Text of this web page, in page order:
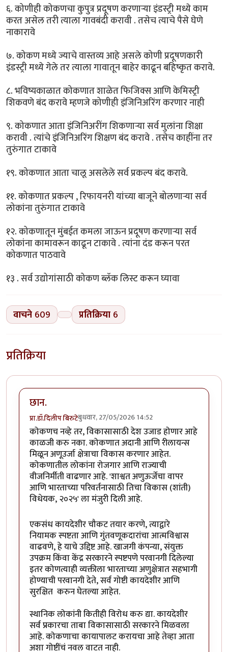
६. कोणीही कोकणचा कुपुत्र प्रदूषण करणाऱ्या इंडस्ट्री मध्ये काम
करत असेल तरी त्याला गावबंदी करावी . तसेच त्याचे पैसे घेणे
नाकारावे
७. कोकण मध्ये ज्याचे वास्तव्य आहे असले कोणी प्रदूषणकारी
इंडस्ट्री मध्ये गेले तर त्याला गावातून बाहेर काढून बहिष्कृत करावे.
८. भविष्यकाळात कोकणात शाळेत फिजिक्स आणि केमिस्ट्री
शिकवणे बंद करावे म्हणजे कोणीही इंजिनिअरिंग करणार नाही
९. कोकणात आता इंजिनिअरींग शिकणाऱ्या सर्व मुलांना शिक्षा
करावी . त्यांचे इंजिनिअरिंग शिक्षण बंद करावे . तसेच काहींना तर
तुरुंगात टाकावे
१९. कोकणात आता चालू असलेले सर्व प्रकल्प बंद करावे.
११. कोकणात प्रकल्प , रिफायनरी यांच्या बाजूने बोलणाऱ्या सर्व
लोकांना तुरुंगात टाकावे
१२. कोकणातून मुंबईत कमला जाऊन प्रदूषण करणाऱ्या सर्व
लोकांना कामावरून काढून टाकावे . त्यांना दंड करून परत
कोकणात पाठवावे
१३ . सर्व उद्योगांसाठी कोकण ब्लॅक लिस्ट करून घ्यावा
वाचने 609 प्रतिक्रिया 6
प्रतिक्रिया
छान.
प्रा.डॉ.दिलीप बिरुटेबुधवार, 27/05/2026 14:52
कोकणच नव्हे तर, विकासासाठी देश उजाड होणार आहे
काळजी करु नका. कोकणात अदानी आणि रीलायन्स
मिळून अणूउर्जा क्षेत्राचा विकास करणार आहेत.
कोकणातील लोकांना रोजगार आणि राज्याची
वीजनिर्मीती वाढणार आहे. 'शाश्वत अणुऊर्जेचा वापर
आणि भारताच्या परिवर्तनासाठी तिचा विकास (शांती)
विधेयक, २०२५' ला मंजुरी दिली आहे.
एकसंध कायदेशीर चौकट तयार करणे, त्याद्वारे
नियामक स्पष्टता आणि गुंतवणूकदारांचा आत्मविश्वास
वाढवणे, हे याचे उद्दिष्ट आहे. खाजगी कंपन्या, संयुक्त
उपक्रम किंवा केंद्र सरकारने स्पष्टपणे परवानगी दिलेल्या
इतर कोणत्याही व्यक्तीला भारताच्या अणुक्षेत्रात सहभागी
होण्याची परवानगी देते, सर्व गोष्टी कायदेशीर आणि
सुरक्षित करुन घेतल्या आहेत.
स्थानिक लोकांनी कितीही विरोध करु द्या. कायदेशीर
सर्व प्रकारचा ताबा विकासासाठी सरकारने मिळवला
आहे. कोकणाचा कायापालट करायचा आहे तेव्हा आता
अशा गोष्टींचं नवल वाटत नाही.